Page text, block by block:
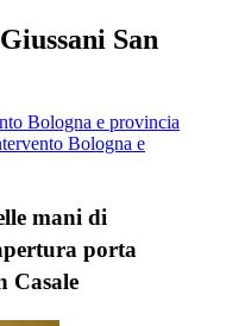
San
Bologna e provincia
Bologna e
mani di
porta
Casale